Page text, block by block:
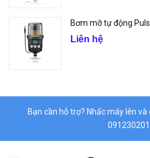
Bơm mỡ tự động
Liên hệ
Bạn cần hỗ trợ? Nhấc máy lên